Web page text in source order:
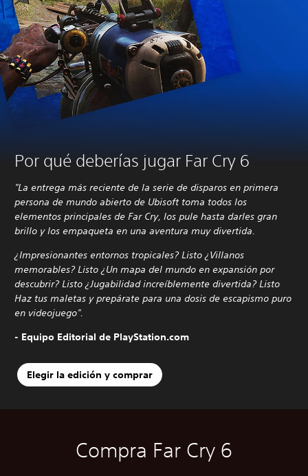
Por qué deberías jugar Far Cry 6
"La entrega más reciente de la serie de disparos en primera
persona de mundo abierto de Ubisoft toma todos los
elementos principales de Far Cry, los pule hasta darles gran
brillo y los empaqueta en una aventura muy divertida.
¿Impresionantes entornos tropicales? Listo ¿Villanos
memorables? Listo ¿Un mapa del mundo en expansión por
descubrir? Listo ¿Jugabilidad increíblemente divertida? Listo
Haz tus maletas y prepárate para una dosis de escapismo puro
en videojuego".
- Equipo Editorial de PlayStation.com
Elegir la edición y comprar
Compra Far Cry 6